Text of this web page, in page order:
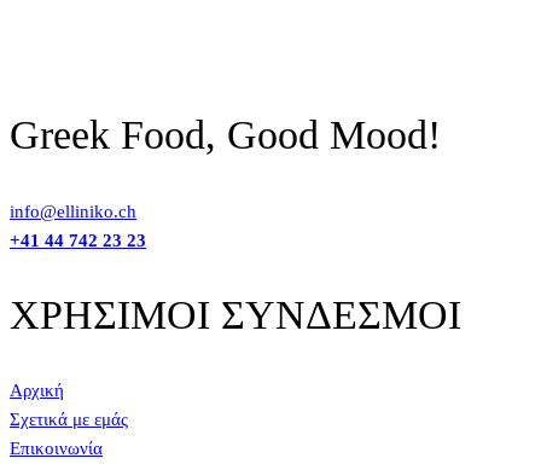
Greek Food, Good Mood!
info@elliniko.ch
+41 44 742 23 23
ΧΡΗΣΙΜΟΙ ΣΥΝΔΕΣΜΟΙ
Αρχική
Σχετικά με εμάς
Επικοινωνία